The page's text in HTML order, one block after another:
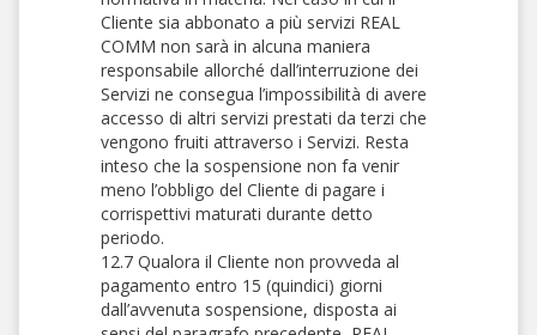
Cliente sia abbonato a più servizi REAL
COMM non sarà in alcuna maniera
responsabile allorché dall’interruzione dei
Servizi ne consegua l’impossibilità di avere
accesso di altri servizi prestati da terzi che
vengono fruiti attraverso i Servizi. Resta
inteso che la sospensione non fa venir
meno l’obbligo del Cliente di pagare i
corrispettivi maturati durante detto
periodo.
12.7 Qualora il Cliente non provveda al
pagamento entro 15 (quindici) giorni
dall’avvenuta sospensione, disposta ai